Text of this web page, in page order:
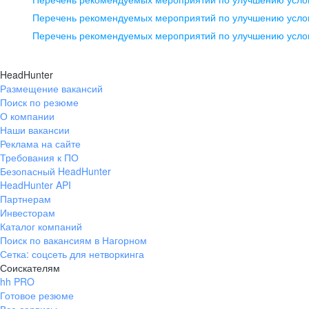
pr@ural.hh.ru
помещение 21
+7 383 207-94-64
pr@nsk.hh.ru
Перечень рекомендуемых мероприятий по улучшению
Перечень рекомендуемых мероприятий по улучшению
HeadHunter
Размещение вакансий
Поиск по резюме
О компании
Наши вакансии
Реклама на сайте
Требования к ПО
Безопасный HeadHunter
HeadHunter API
Партнерам
Инвесторам
Каталог компаний
Поиск по вакансиям в Нагорном
Сетка: соцсеть для нетворкинга
Соискателям
hh PRO
Готовое резюме